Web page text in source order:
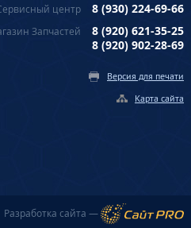
центр 8 (930) 224-69-66
Запчастей
8 (920) 621-35-25
8 (920) 902-28-69
Версия для печати
Карта сайта
Разработка сайта —